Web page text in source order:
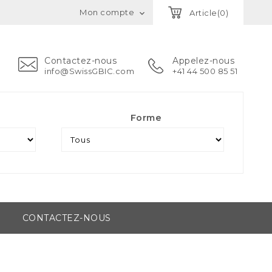
Article(0)
Mon compte 
Contactez-nous
info@SwissGBIC.com
Appelez-nous
+41 44 500 85 51
Forme
CONTACTEZ-NOUS